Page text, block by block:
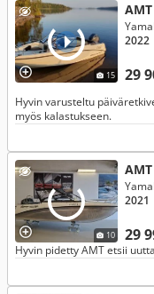
15 29
2022
Hyvin varusteltu
myös kalastukseen.
10 29
2021
Hyvin pidetty AMT etsii